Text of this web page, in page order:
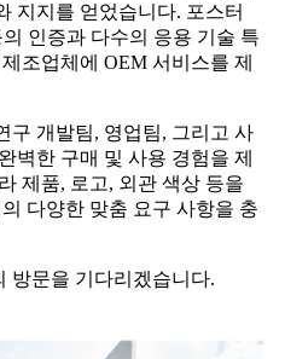
지지를 얻었습니다. 포스터
인증과 다수의 응용 기술 특
조업체에 OEM 서비스를 제
구 개발팀, 영업팀, 그리고 사
벽한 구매 및 사용 경험을 제
제품, 로고, 외관 색상 등을
다양한 맞춤 요구 사항을 충
방문을 기다리겠습니다.